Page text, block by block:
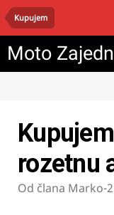
Kupujem
Moto
rozetnu
Od člana Marko-